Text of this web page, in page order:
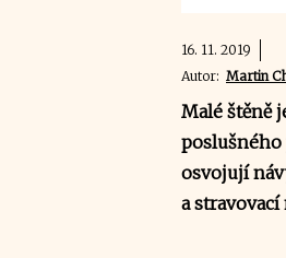
16. 11. 2019
Autor: Martin
Malé štěně
poslušného
osvojují
a